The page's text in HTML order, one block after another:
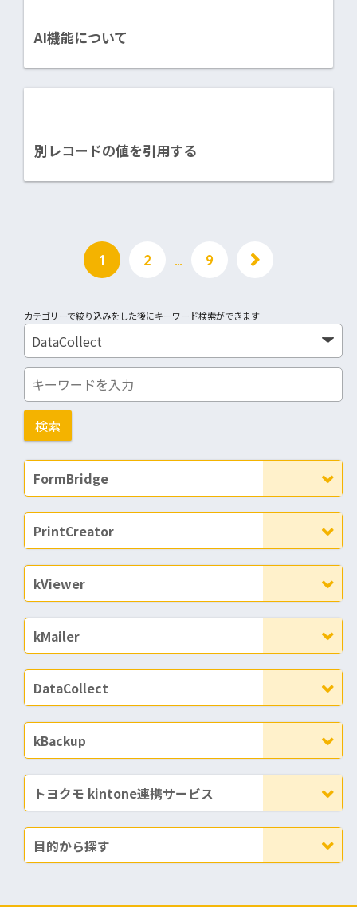
AI機能について
別レコードの値を引用する
1 2 … 9
カテゴリーで絞り込みをした後にキーワード検索ができます
FormBridge
PrintCreator
kViewer
kMailer
DataCollect
kBackup
トヨクモ kintone連携サービス
目的から探す